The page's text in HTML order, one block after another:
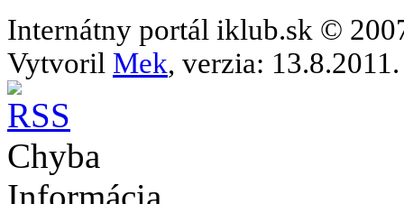
Internátny portál iklub.sk ©
Vytvoril Mek, verzia: 13.8.2011.
Chyba